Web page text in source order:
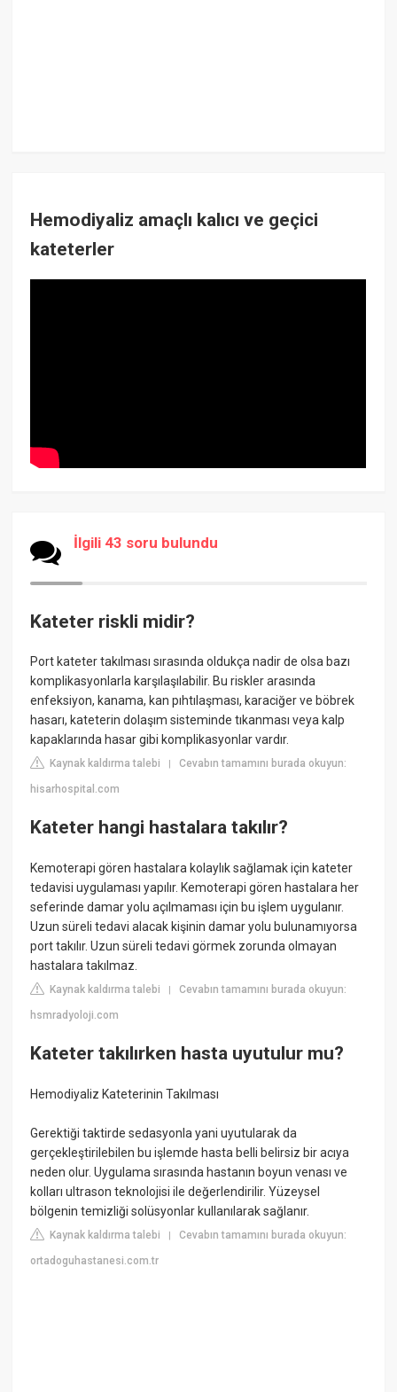
Hemodiyaliz amaçlı kalıcı ve geçici
kateterler
İlgili 43 soru bulundu
Kateter riskli midir?
Port kateter takılması sırasında oldukça nadir de olsa bazı
komplikasyonlarla karşılaşılabilir. Bu riskler arasında
enfeksiyon, kanama, kan pıhtılaşması, karaciğer ve böbrek
hasarı, kateterin dolaşım sisteminde tıkanması veya kalp
kapaklarında hasar gibi komplikasyonlar vardır.
Kaynak kaldırma talebi |Cevabın tamamını burada okuyun:
hisarhospital.com
Kateter hangi hastalara takılır?
Kemoterapi gören hastalara kolaylık sağlamak için kateter
tedavisi uygulaması yapılır. Kemoterapi gören hastalara her
seferinde damar yolu açılmaması için bu işlem uygulanır.
Uzun süreli tedavi alacak kişinin damar yolu bulunamıyorsa
port takılır. Uzun süreli tedavi görmek zorunda olmayan
hastalara takılmaz.
Kaynak kaldırma talebi |Cevabın tamamını burada okuyun:
hsmradyoloji.com
Kateter takılırken hasta uyutulur mu?
Hemodiyaliz Kateterinin Takılması
Gerektiği taktirde sedasyonla yani uyutularak da
gerçekleştirilebilen bu işlemde hasta belli belirsiz bir acıya
neden olur. Uygulama sırasında hastanın boyun venası ve
kolları ultrason teknolojisi ile değerlendirilir. Yüzeysel
bölgenin temizliği solüsyonlar kullanılarak sağlanır.
Kaynak kaldırma talebi |Cevabın tamamını burada okuyun:
ortadoguhastanesi.com.tr